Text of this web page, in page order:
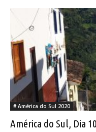
# América do Sul 2020
América do Sul, Dia